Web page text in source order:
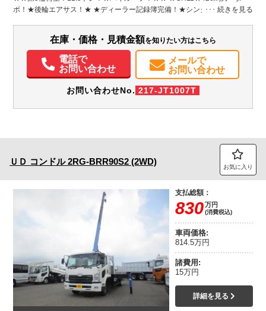
装備情報
パワステ
電動格納ミラー
記録簿（一部含む）
ボ！★後輪エアサス！★ ★ディーラー記録簿完備！★シングルヘッド！★
在庫・価格・見積金額を知りたい方はこちら
電話で
お問い合わせ
メールで
お問い合わせ
お問い合わせNo. 217-JT1007T
ＵＤ コンドル 2RG-BRR90S2 (2WD) お気に入り
支払総額：
830万円
(消費税込)
車両価格:
814.5万円
諸費用:
15万円
詳細を見る